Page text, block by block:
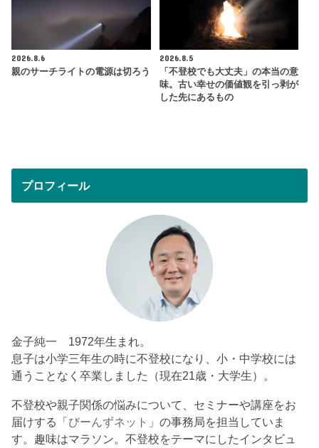
2026.8.6
親のサーチライトの電源は切ろう
2026.8.5
「不登校でも大丈夫」の本当の意
味。古い幸せの価値観を引っ剥が
した先にあるもの
プロフィール
金子純一 1972年生まれ。
息子は小学三年生の時に不登校になり、小・中学校には
通うことなく卒業しました（現在21歳・大学生）。
不登校や親子関係の悩みについて、セミナーや講座をお
届けする「びーんずネット 」の事務局を担当していま
す。趣味はマラソン。不登校をテーマにしたインタビュ